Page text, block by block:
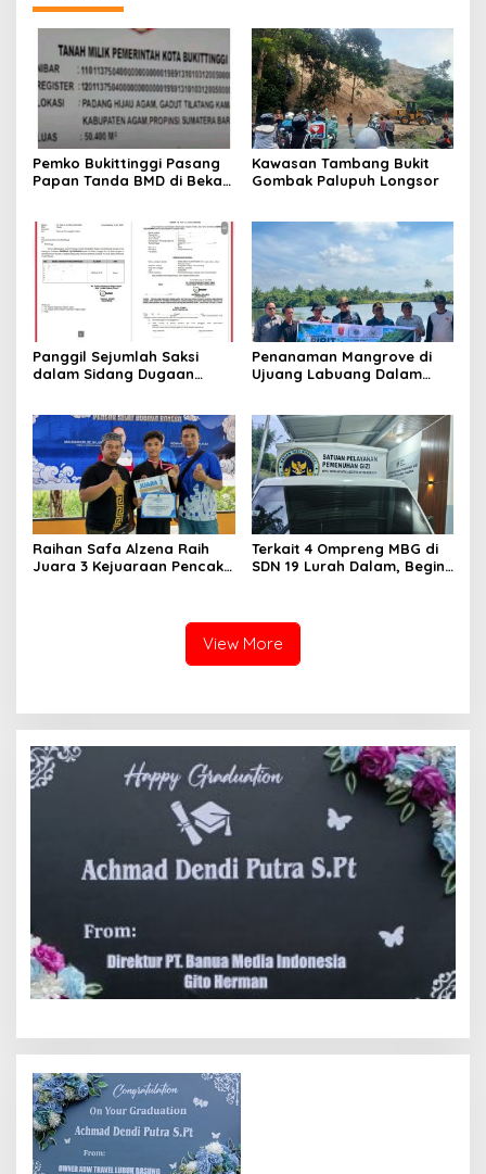
Pemko Bukittinggi Pasang
Papan Tanda BMD di Bekas
Kawasan Tambang Bukit
Gombak Palupuh Longsor
Panggil Sejumlah Saksi
dalam Sidang Dugaan
Penanaman Mangrove di
Ujuang Labuang Dalam
Raihan Safa Alzena Raih
Juara 3 Kejuaraan Pencak
Terkait 4 Ompreng MBG di
SDN 19 Lurah Dalam, Begini
View More